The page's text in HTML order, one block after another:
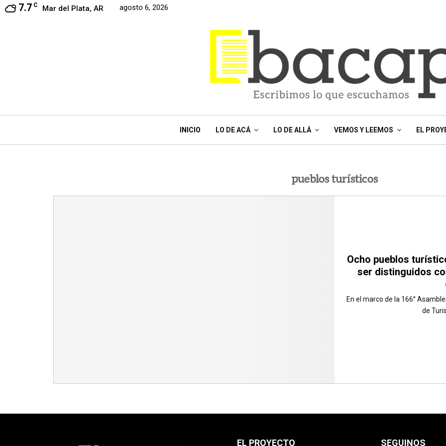
7.7 C Mar del Plata, AR agosto 6, 2026
INICIO LO DE ACÁ LO DE ALLÁ VEMOS Y LEEMOS EL
pueblos turísticos
Ocho pueblos
ser distinguidos
En el marco de la 166°
de
EL PROYECTO SEGUINOS